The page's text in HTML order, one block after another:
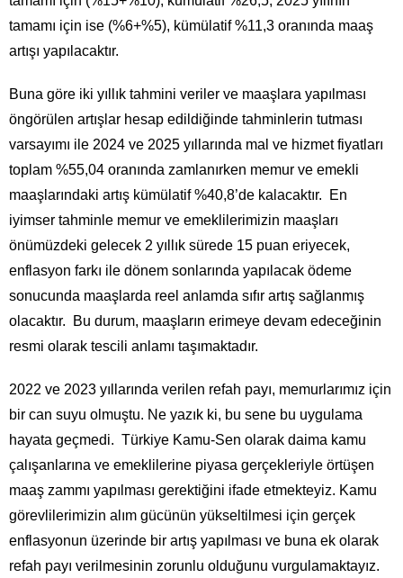
tamamı için ise (%6+%5), kümülatif %11,3 oranında maaş
artışı yapılacaktır.
Buna göre iki yıllık tahmini veriler ve maaşlara yapılması
öngörülen artışlar hesap edildiğinde tahminlerin tutması
varsayımı ile 2024 ve 2025 yıllarında mal ve hizmet fiyatları
toplam %55,04 oranında zamlanırken memur ve emekli
maaşlarındaki artış kümülatif %40,8’de kalacaktır. En
iyimser tahminle memur ve emeklilerimizin maaşları
önümüzdeki gelecek 2 yıllık sürede 15 puan eriyecek,
enflasyon farkı ile dönem sonlarında yapılacak ödeme
sonucunda maaşlarda reel anlamda sıfır artış sağlanmış
olacaktır. Bu durum, maaşların erimeye devam edeceğinin
resmi olarak tescili anlamı taşımaktadır.
2022 ve 2023 yıllarında verilen refah payı, memurlarımız için
bir can suyu olmuştu. Ne yazık ki, bu sene bu uygulama
hayata geçmedi. Türkiye Kamu-Sen olarak daima kamu
çalışanlarına ve emeklilerine piyasa gerçekleriyle örtüşen
maaş zammı yapılması gerektiğini ifade etmekteyiz. Kamu
görevlilerimizin alım gücünün yükseltilmesi için gerçek
enflasyonun üzerinde bir artış yapılması ve buna ek olarak
refah payı verilmesinin zorunlu olduğunu vurgulamaktayız.